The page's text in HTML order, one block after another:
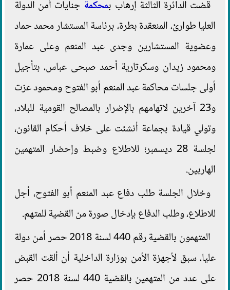
قضت الدائرة الثالثة إرهاب بمحكمة جنايات أمن الدولة
العليا طوارئ، المنعقدة بطرة، برئاسة المستشار محمد حماد
وعضوية المستشارين وجدى عبد المنعم وعلى عمارة
ومحمود زيدان وسكرتارية أحمد صبحى عباس، بتأجيل
أولى جلسات محاكمة عبد المنعم أبو الفتوح ومحمود عزت
و23 آخرين لاتهامهم بالإضرار بالمصالح القومية للبلاد،
وتولي قيادة بجماعة أنشئت على خلاف أحكام القانون،
لجلسة 28 ديسمبر؛ للاطلاع وضبط وإحضار المتهمين
الهاربين.
وخلال الجلسة طلب دفاع عبد المنعم أبو الفتوح، أجل
للاطلاع، وطلب الدفاع بإدخال صورة من القضية للمتهم.
المتهمون بالقضية رقم 440 لسنة 2018 حصر أمن دولة
عليا، سبق لأجهزة الأمن بوزارة الداخلية أن ألقت القبض
على عدد من المتهمين بالقضية 440 لسنة 2018 حصر